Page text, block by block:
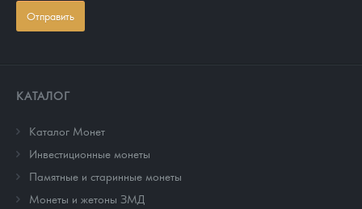
Отправить
КАТАЛОГ
Каталог Монет
Инвестиционные монеты
Памятные и старинные монеты
Монеты и жетоны ЗМД